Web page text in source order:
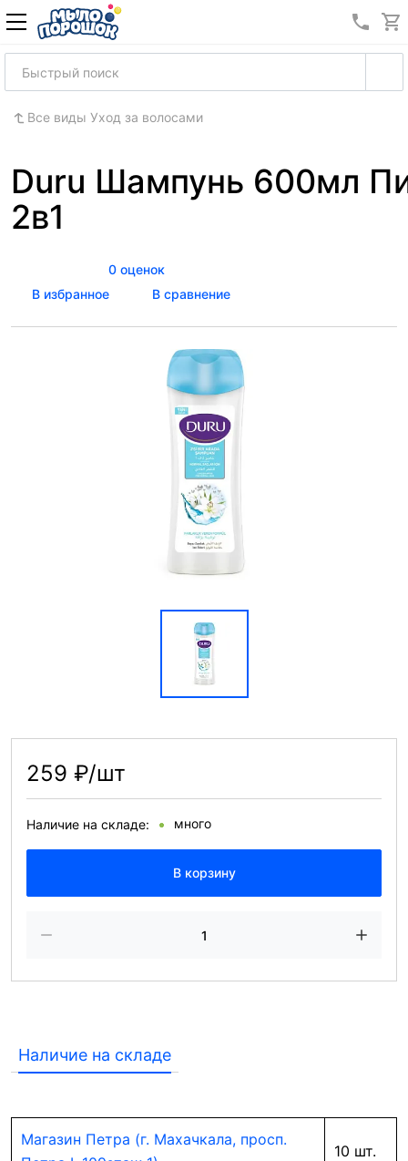
8
Все виды Уход за волосами
Duru Шампунь 600мл
2в1
0 оценок
В избранное
В сравнение
259 ₽/шт
Наличие на складе: много
В корзину
Наличие на складе
Магазин Петра (г. Махачкала, просп.
10 шт.